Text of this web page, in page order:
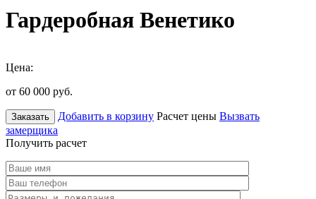
Гардеробная Венетико
Цена:
от 60 000 руб.
Заказать Добавить в корзину Расчет цены Вызвать
замерщика
Получить расчет